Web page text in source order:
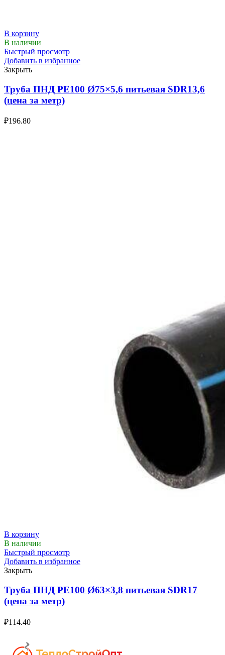
В корзину
В наличии
Быстрый просмотр
Добавить в избранное
Закрыть
Труба ПНД РЕ100 Ø75×5,6 питьевая SDR13,6
(цена за метр)
₽196.80
В корзину
В наличии
Быстрый просмотр
Добавить в избранное
Закрыть
Труба ПНД РЕ100 Ø63×3,8 питьевая SDR17
(цена за метр)
₽114.40